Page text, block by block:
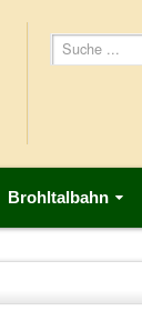
Brohltalbahn